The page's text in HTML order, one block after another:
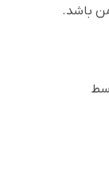
باشد.